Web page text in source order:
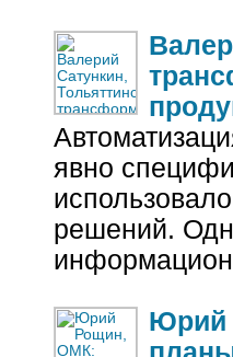
явно
решений.
Юрий